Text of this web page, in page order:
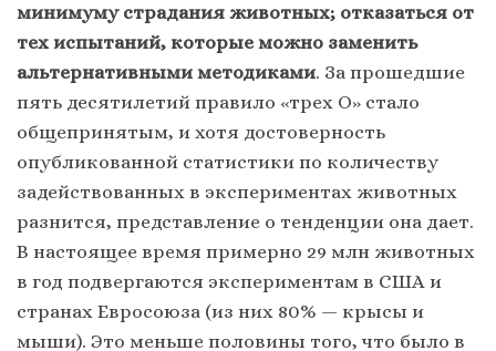
минимуму страдания животных; отказаться от
тех испытаний, которые можно заменить
альтернативными методиками. За прошедшие
пять десятилетий правило «трех О» стало
общепринятым, и хотя достоверность
опубликованной статистики по количеству
задействованных в экспериментах животных
разнится, представление о тенденции она дает.
В настоящее время примерно 29 млн животных
в год подвергаются экспериментам в США и
странах Евросоюза (из них 80% — крысы и
мыши). Это меньше половины того, что было в